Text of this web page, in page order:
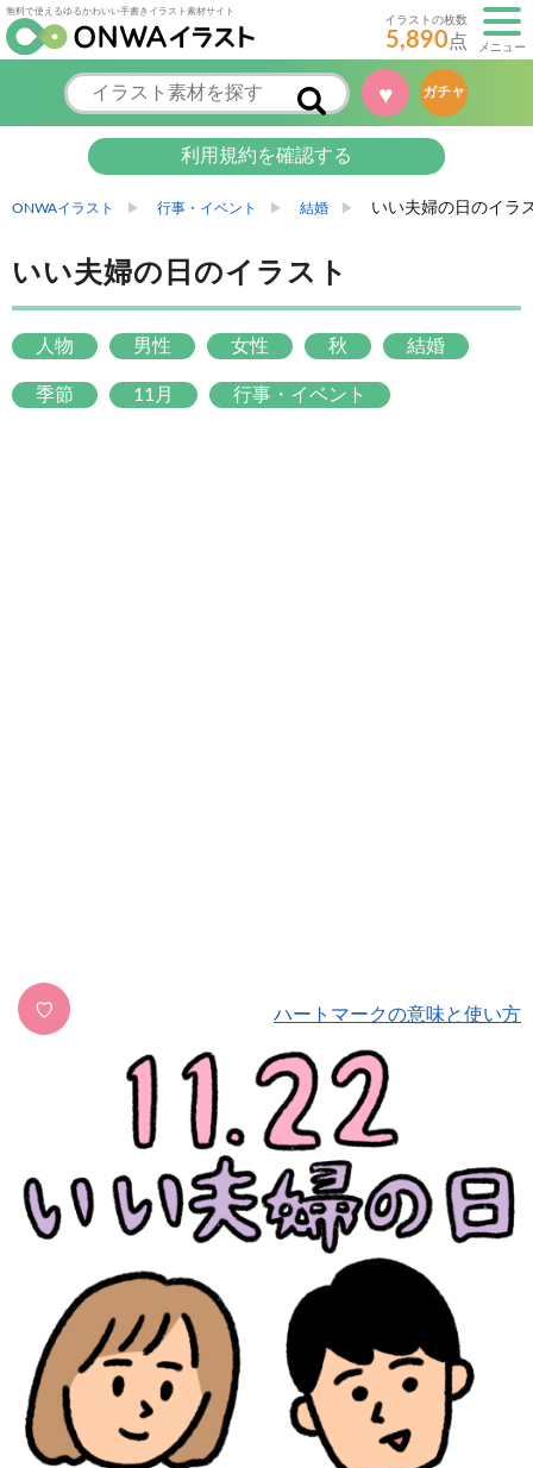
無料で使えるゆるかわいい手書きイラスト素材サイト
イラストの枚数
5,890点 メニュー
♥ ガチャ
利用規約を確認する
ONWAイラスト 行事・イベント 結婚 いい夫婦の日のイラ
いい夫婦の日のイラスト
人物 男性 女性 秋 結婚
季節 11月 行事・イベント
♡ ハートマークの意味と使い方